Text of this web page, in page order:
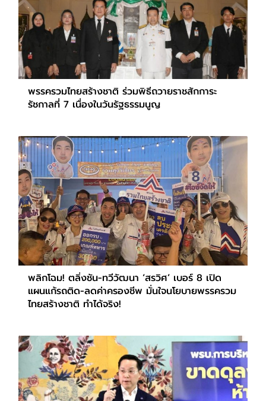
พรรครวมไทยสร้างชาติ ร่วมพิธีถวายราชสักการะ
รัชกาลที่ 7 เนื่องในวันรัฐธรรมนูญ
พลิกโฉม! ตลิ่งชัน-ทวีวัฒนา ‘สรวิศ’ เบอร์ 8 เปิด
แผนแก้รถติด-ลดค่าครองชีพ มั่นใจนโยบายพรรครวม
ไทยสร้างชาติ ทำได้จริง!